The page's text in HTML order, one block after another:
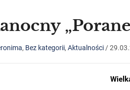
, Bez kategorii, Aktualności/